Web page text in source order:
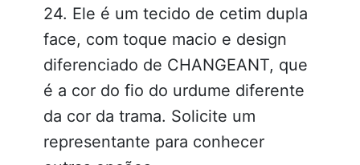
24. Ele é um tecido de cetim dupla
face, com toque macio e design
diferenciado de CHANGEANT, que
é a cor do fio do urdume diferente
da cor da trama. Solicite um
representante para conhecer